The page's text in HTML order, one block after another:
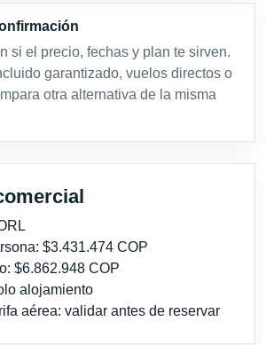
si el precio, fechas y plan te sirven.
garantizado, vuelos directos o
otra alternativa de la misma
$3.431.474 COP
$6.862.948 COP
alojamiento
aérea: validar antes de reservar